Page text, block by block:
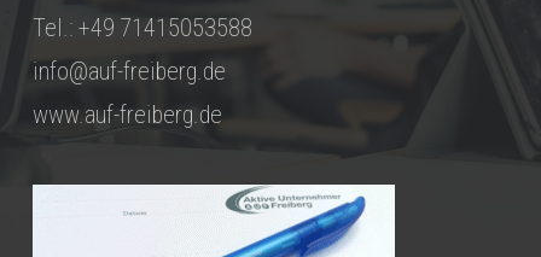
Tel.: +49 71415053588
info@auf-freiberg.de
www.auf-freiberg.de